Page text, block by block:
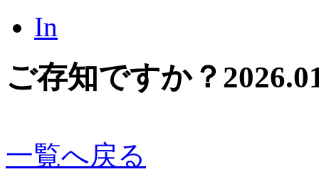
In
ご存知ですか？
一覧へ戻る